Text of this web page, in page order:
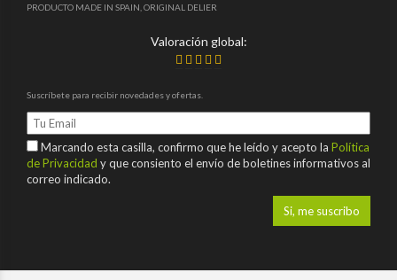
PRODUCTO MADE IN SPAIN, ORIGINAL DELIER
Valoración global:
Suscríbete para recibir novedades y ofertas.
Marcando esta casilla, confirmo que he leído y acepto la Política
de Privacidad y que consiento el envío de boletines informativos al
correo indicado.